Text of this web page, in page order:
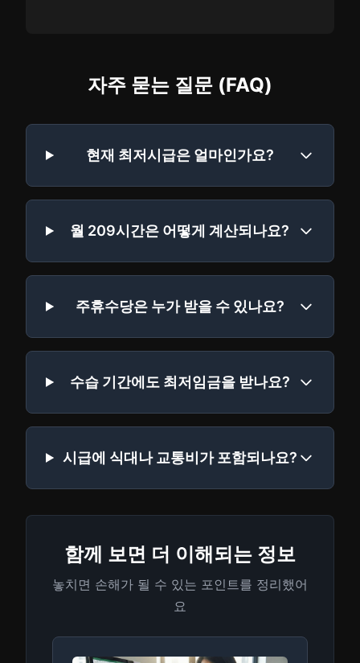
자주 묻는 질문 (FAQ)
현재 최저시급은 얼마인가요?
월 209시간은 어떻게 계산되나요?
주휴수당은 누가 받을 수 있나요?
수습 기간에도 최저임금을 받나요?
시급에 식대나 교통비가 포함되나요?
함께 보면 더 이해되는 정보
놓치면 손해가 될 수 있는 포인트를 정리했어
요